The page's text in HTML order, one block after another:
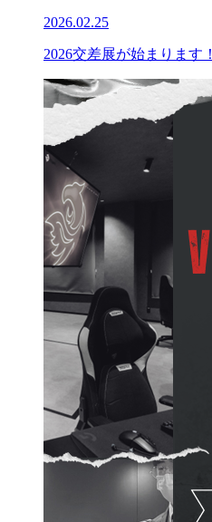
2026.02.25
2026交差展が始まります！